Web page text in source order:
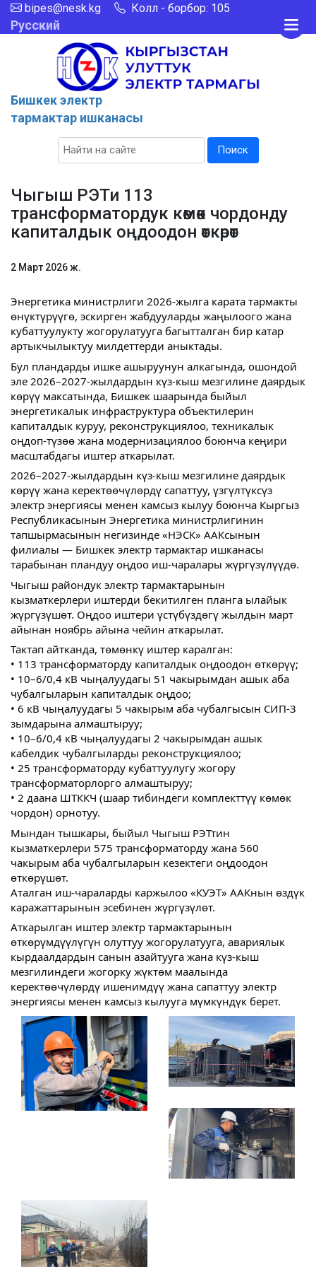
bipes@nesk.kg Колл - борбор: 105
Русский
Бишкек электр
тармактар ишканасы
Поиск
Чыгыш РЭТи 113
трансформатордук көмөк чордонду
капиталдык оңдоодон өткөрөт
2 Март 2026 ж.
Энергетика министрлиги 2026-жылга карата тармакты
өнүктүрүүгө, эскирген жабдууларды жаңылоого жана
кубаттуулукту жогорулатууга багытталган бир катар
артыкчылыктуу милдеттерди аныктады.
Бул пландарды ишке ашыруунун алкагында, ошондой
эле 2026–2027-жылдардын күз-кыш мезгилине даярдык
көрүү максатында, Бишкек шаарында быйыл
энергетикалык инфраструктура объектилерин
капиталдык куруу, реконструкциялоо, техникалык
оңдоп-түзөө жана модернизациялоо боюнча кеңири
масштабдагы иштер аткарылат.
2026–2027-жылдардын күз-кыш мезгилине даярдык
көрүү жана керектөөчүлөрдү сапаттуу, үзгүлтүксүз
электр энергиясы менен камсыз кылуу боюнча Кыргыз
Республикасынын Энергетика министрлигинин
тапшырмасынын негизинде «НЭСК» ААКсынын
филиалы — Бишкек электр тармактар ишканасы
тарабынан пландуу оңдоо иш-чаралары жүргүзүлүүдө.
Чыгыш райондук электр тармактарынын
кызматкерлери иштерди бекитилген планга ылайык
жүргүзүшөт. Оңдоо иштери үстүбүздөгү жылдын март
айынан ноябрь айына чейин аткарылат.
Тактап айтканда, төмөнкү иштер каралган:
• 113 трансформаторду капиталдык оңдоодон өткөрүү;
• 10–6/0,4 кВ чыңалуудагы 51 чакырымдан ашык аба
чубалгыларын капиталдык оңдоо;
• 6 кВ чыңалуудагы 5 чакырым аба чубалгысын СИП-3
зымдарына алмаштыруу;
• 10–6/0,4 кВ чыңалуудагы 2 чакырымдан ашык
кабелдик чубалгыларды реконструкциялоо;
• 25 трансформаторду кубаттуулугу жогору
трансформаторлорго алмаштыруу;
• 2 даана ШТККЧ (шаар тибиндеги комплекттүү көмөк
чордон) орнотуу.
Мындан тышкары, быйыл Чыгыш РЭТтин
кызматкерлери 575 трансформаторду жана 560
чакырым аба чубалгыларын кезектеги оңдоодон
өткөрүшөт.
Аталган иш-чараларды каржылоо «КУЭТ» ААКнын өздүк
каражаттарынын эсебинен жүргүзүлөт.
Аткарылган иштер электр тармактарынын
өткөрүмдүүлүгүн олуттуу жогорулатууга, авариялык
кырдаалдардын санын азайтууга жана күз-кыш
мезгилиндеги жогорку жүктөм маалында
керектөөчүлөрдү ишенимдүү жана сапаттуу электр
энергиясы менен камсыз кылууга мүмкүндүк берет.